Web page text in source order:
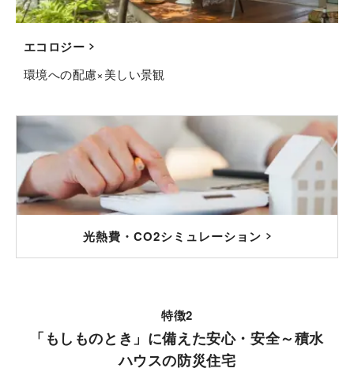
エコロジー
環境への配慮×美しい景観
光熱費・CO2シミュレーション
特徴2
「もしものとき」に備えた安心・安全～積水
ハウスの防災住宅